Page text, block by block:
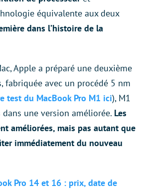
équivalente aux deux
dans l’histoire de la
Apple a préparé une deuxième
fabriquée avec un procédé 5 nm
test du MacBook Pro M1 ici), M1
dans une version améliorée. Les
améliorées, mais pas autant que
immédiatement du nouveau
Pro 14 et 16 : prix, date de